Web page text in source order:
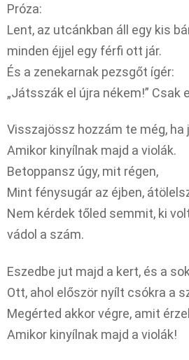
Próza:
Lent, az utcánkban áll egy kis
minden éjjel egy férfi ott jár.
És a zenekarnak pezsgőt ígér:
„Játsszák el újra nékem!” Csak
Visszajössz hozzám te még, ha
Amikor kinyílnak majd a violák.
Betoppansz úgy, mit régen,
Mint fénysugár az éjben,
Nem kérdek tőled semmit, ki
vádol a szám.
Eszedbe jut majd a kert, és a
Ott, ahol először nyílt csókra a
Megérted akkor végre, amit
Amikor kinyílnak majd a violák!